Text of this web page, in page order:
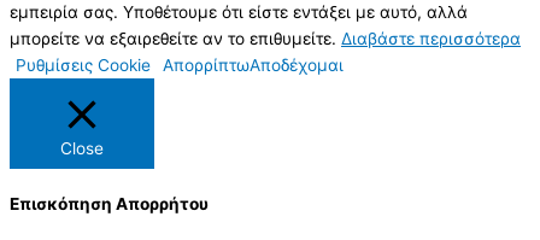
εμπειρία σας. Υποθέτουμε ότι είστε εντάξει με αυτό, αλλά
μπορείτε να εξαιρεθείτε αν το επιθυμείτε. Διαβάστε περισσότερα
Ρυθμίσεις Cookie
ΑπορρίπτωΑποδέχομαι
Close
Επισκόπηση Απορρήτου